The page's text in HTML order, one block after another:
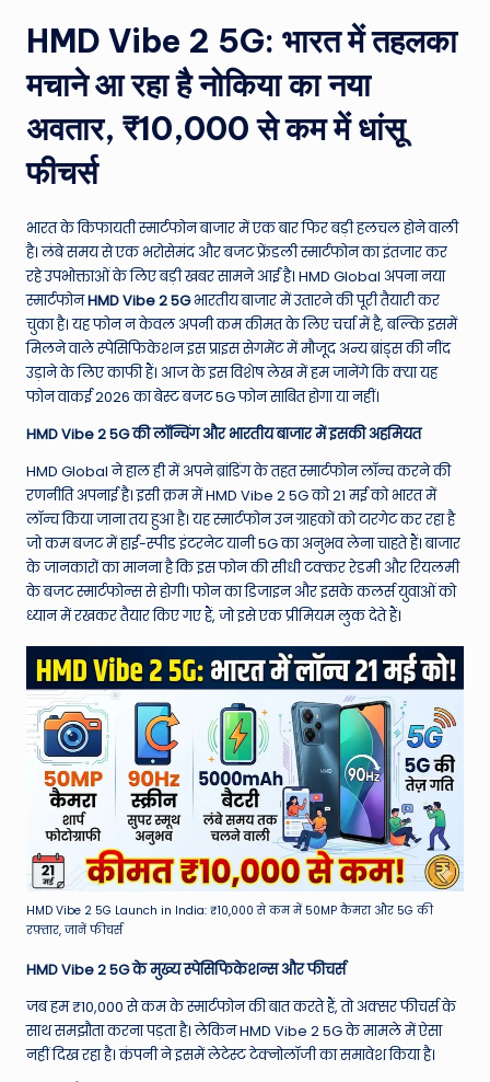
e
w
s
A
u
n
d
T
h
o
rl
d
HMD Vibe 2 5G: भारत में तहलका
मचाने आ रहा है नोकिया का नया
अवतार, ₹10,000 से कम में धांसू
फीचर्स
भारत के किफायती स्मार्टफोन बाजार में एक बार फिर बड़ी हलचल होने वाली
है। लंबे समय से एक भरोसेमंद और बजट फ्रेंडली स्मार्टफोन का इंतजार कर
रहे उपभोक्ताओं के लिए बड़ी खबर सामने आई है। HMD Global अपना नया
स्मार्टफोनHMD Vibe 2 5Gभारतीय बाजार में उतारने की पूरी तैयारी कर
चुका है। यह फोन न केवल अपनी कम कीमत के लिए चर्चा में है, बल्कि इसमें
मिलने वाले स्पेसिफिकेशन इस प्राइस सेगमेंट में मौजूद अन्य ब्रांड्स की नींद
उड़ाने के लिए काफी हैं। आज के इस विशेष लेख में हम जानेंगे कि क्या यह
फोन वाकई 2026 का बेस्ट बजट 5G फोन साबित होगा या नहीं।
HMD Vibe 2 5G की लॉन्चिंग और भारतीय बाजार में इसकी अहमियत
HMD Global ने हाल ही में अपने ब्रांडिंग के तहत स्मार्टफोन लॉन्च करने की
रणनीति अपनाई है। इसी क्रम में HMD Vibe 2 5G को 21 मई को भारत में
लॉन्च किया जाना तय हुआ है। यह स्मार्टफोन उन ग्राहकों को टारगेट कर रहा है
जो कम बजट में हाई-स्पीड इंटरनेट यानी 5G का अनुभव लेना चाहते हैं। बाजार
के जानकारों का मानना है कि इस फोन की सीधी टक्कर रेडमी और रियलमी
के बजट स्मार्टफोन्स से होगी। फोन का डिजाइन और इसके कलर्स युवाओं को
ध्यान में रखकर तैयार किए गए हैं, जो इसे एक प्रीमियम लुक देते हैं।
HMD Vibe 2 5G Launch in India: ₹10,000 से कम में 50MP कैमरा और 5G की
रफ़्तार, जानें फीचर्स
HMD Vibe 2 5G के मुख्य स्पेसिफिकेशन्स और फीचर्स
जब हम ₹10,000 से कम के स्मार्टफोन की बात करते हैं, तो अक्सर फीचर्स के
साथ समझौता करना पड़ता है। लेकिन HMD Vibe 2 5G के मामले में ऐसा
नहीं दिख रहा है। कंपनी ने इसमें लेटेस्ट टेक्नोलॉजी का समावेश किया है।